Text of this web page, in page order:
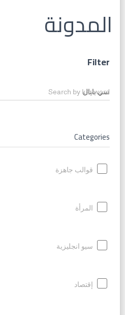
المدونة
Filter
Search by keyword
Categories
قوالب جاهزة
المرأة
سيو انجليزية
إقتصاد